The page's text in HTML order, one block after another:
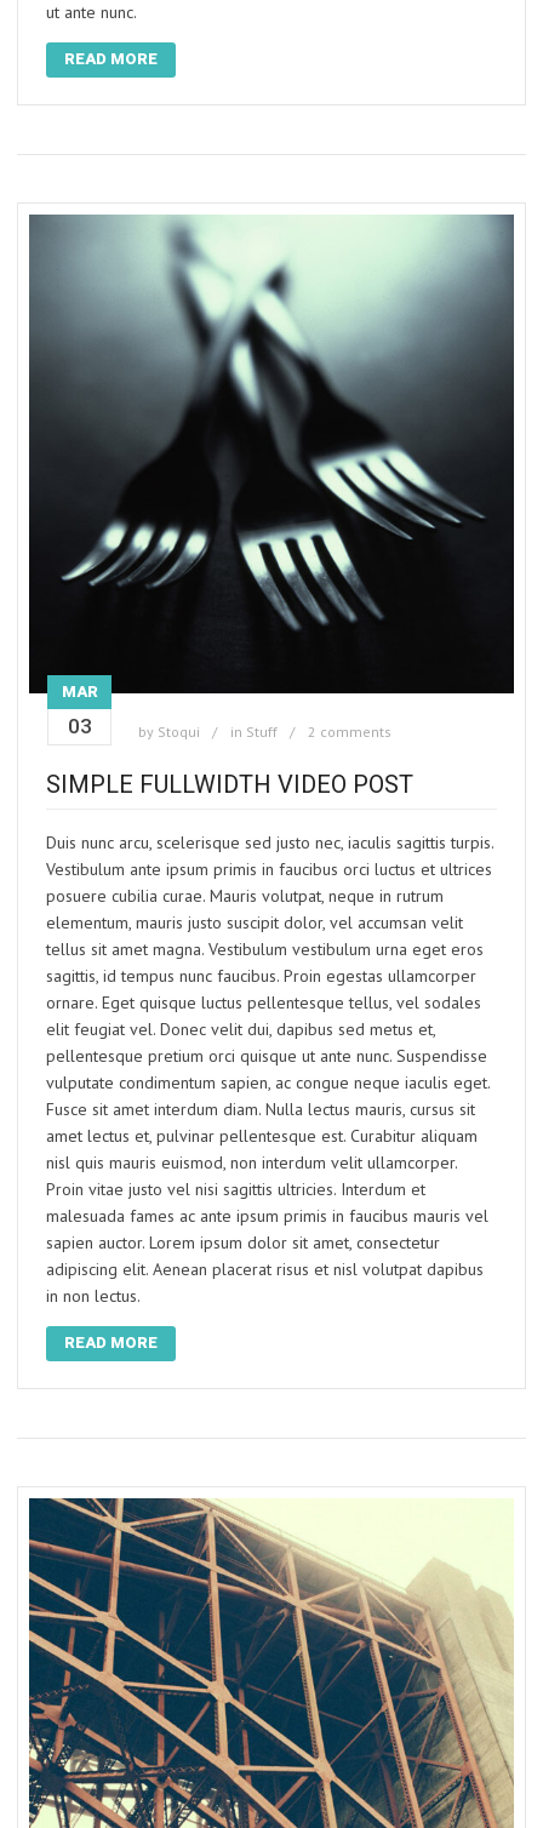
ut ante nunc.
READ MORE
MAR
03 by Stoqui in Stuff 2 comments
SIMPLE FULLWIDTH VIDEO POST
Duis nunc arcu, scelerisque sed justo nec, iaculis sagittis turpis.
Vestibulum ante ipsum primis in faucibus orci luctus et ultrices
posuere cubilia curae. Mauris volutpat, neque in rutrum
elementum, mauris justo suscipit dolor, vel accumsan velit
tellus sit amet magna. Vestibulum vestibulum urna eget eros
sagittis, id tempus nunc faucibus. Proin egestas ullamcorper
ornare. Eget quisque luctus pellentesque tellus, vel sodales
elit feugiat vel. Donec velit dui, dapibus sed metus et,
pellentesque pretium orci quisque ut ante nunc. Suspendisse
vulputate condimentum sapien, ac congue neque iaculis eget.
Fusce sit amet interdum diam. Nulla lectus mauris, cursus sit
amet lectus et, pulvinar pellentesque est. Curabitur aliquam
nisl quis mauris euismod, non interdum velit ullamcorper.
Proin vitae justo vel nisi sagittis ultricies. Interdum et
malesuada fames ac ante ipsum primis in faucibus mauris vel
sapien auctor. Lorem ipsum dolor sit amet, consectetur
adipiscing elit. Aenean placerat risus et nisl volutpat dapibus
in non lectus.
READ MORE